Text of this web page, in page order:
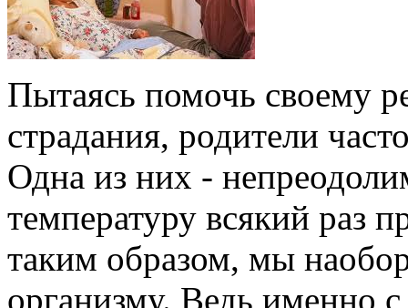
Пытаясь помочь своему
страдания, родители
Одна из них -
температуру всякий раз
таким образом, мы
организму. Ведь именно